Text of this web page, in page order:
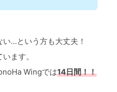
…という方も大丈夫！
ます。
Wingでは14日間！！